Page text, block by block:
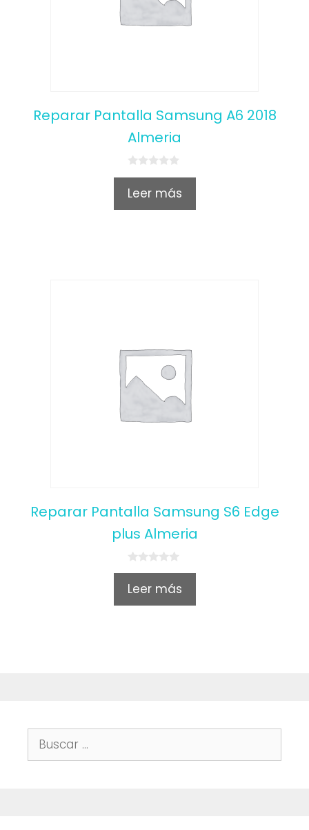
Reparar Pantalla Samsung A6 2018
Almeria
0
u
Leer más
Reparar Pantalla Samsung S6 Edge
plus Almeria
0
u
Leer más
Buscar: